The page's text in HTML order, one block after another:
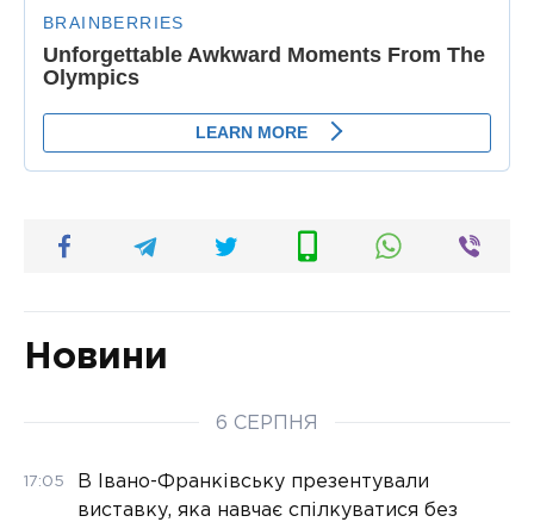
Новини
6 СЕРПНЯ
17:05
В Івано-Франківську презентували
виставку, яка навчає спілкуватися без